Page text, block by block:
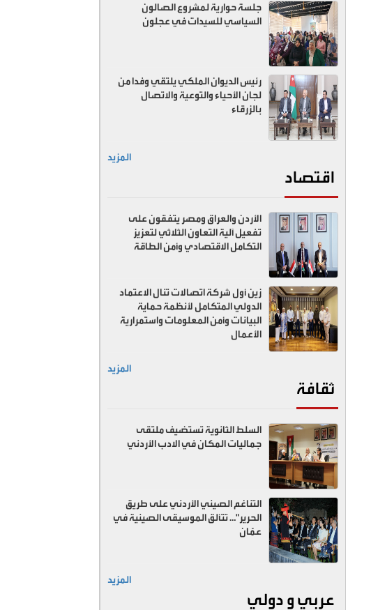
جلسة حوارية لمشروع الصالون
السياسي للسيدات في عجلون
رئيس الديوان الملكي يلتقي وفدا من
لجان الأحياء والتوعية والاتصال
بالزرقاء
المزيد
اقتصاد
الأردن والعراق ومصر يتفقون على
تفعيل آلية التعاون الثلاثي لتعزيز
التكامل الاقتصادي وأمن الطاقة
زين أول شركة اتصالات تنال الاعتماد
الدولي المتكامل لأنظمة حماية
البيانات وأمن المعلومات واستمرارية
الأعمال
المزيد
ثقافة
السلط الثانوية تستضيف ملتقى
جماليات المكان في الادب الأردني
التناغم الصيني الأردني على طريق
الحرير"… تتألق الموسيقى الصينية في
عمّان
المزيد
عربي و دولي